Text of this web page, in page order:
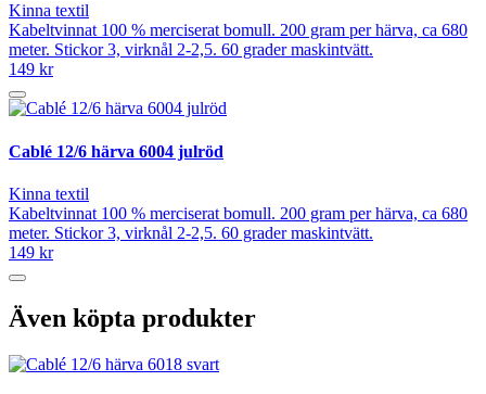
Kinna textil
Kabeltvinnat 100 % merciserat bomull. 200 gram per härva, ca 680
meter. Stickor 3, virknål 2-2,5. 60 grader maskintvätt.
149 kr
Cablé 12/6 härva 6004 julröd
Kinna textil
Kabeltvinnat 100 % merciserat bomull. 200 gram per härva, ca 680
meter. Stickor 3, virknål 2-2,5. 60 grader maskintvätt.
149 kr
Även köpta produkter